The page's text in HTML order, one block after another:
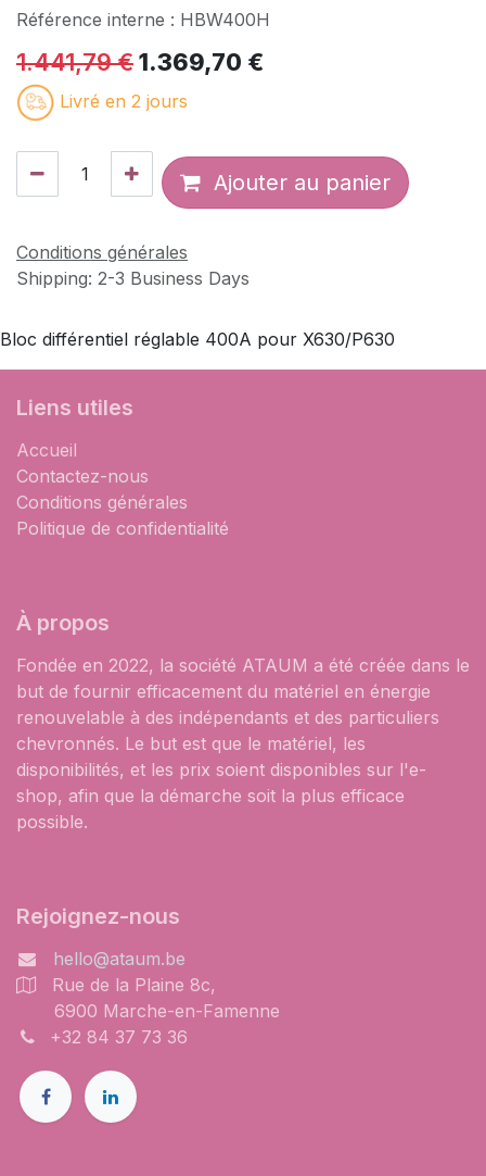
Référence interne : HBW400H
1.441,79€1.369,70 €
Livré en 2 jours
Ajouter au panier
Conditions générales
Shipping: 2-3 Business Days
Bloc différentiel réglable 400A pour X630/P630
Liens utiles
Accueil
Contactez-nous
Conditions générales
Politique de confidentialité
À propos
Fondée en 2022, la société ATAUM a été créée dans le
but de fournir efficacement du matériel en énergie
renouvelable à des indépendants et des particuliers
chevronnés. Le but est que le matériel, les
disponibilités, et les prix soient disponibles sur l'e-
shop, afin que la démarche soit la plus efficace
possible.
Rejoignez-nous
hello@ataum.be
Rue de la Plaine 8c,
6900 Marche-en-Famenne
+32 84 37 73 36